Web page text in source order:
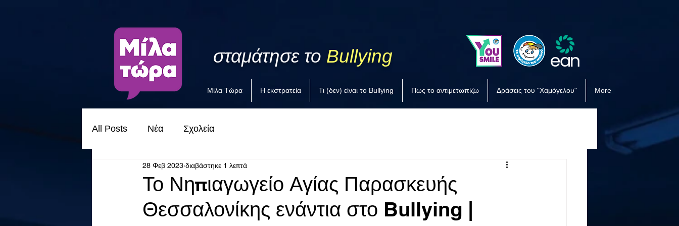
σταμάτησε το Bullying
Μίλα Τώρα Η εκστρατεία Τι (δεν) είναι το Bullying Πως το αντιμετωπίζω Δράσεις του "Χαμόγελου" More
All Posts Νέα Σχολεία
Το Νηπιαγωγείο Αγίας Παρασκευής
Θεσσαλονίκης ενάντια στο Bullying |
28 Φεβ 2023 διαβάστηκε 1 λεπτά